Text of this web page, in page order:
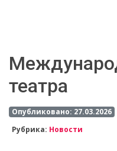
театра
Опубликовано: 27.03.2026
Рубрика: Новости